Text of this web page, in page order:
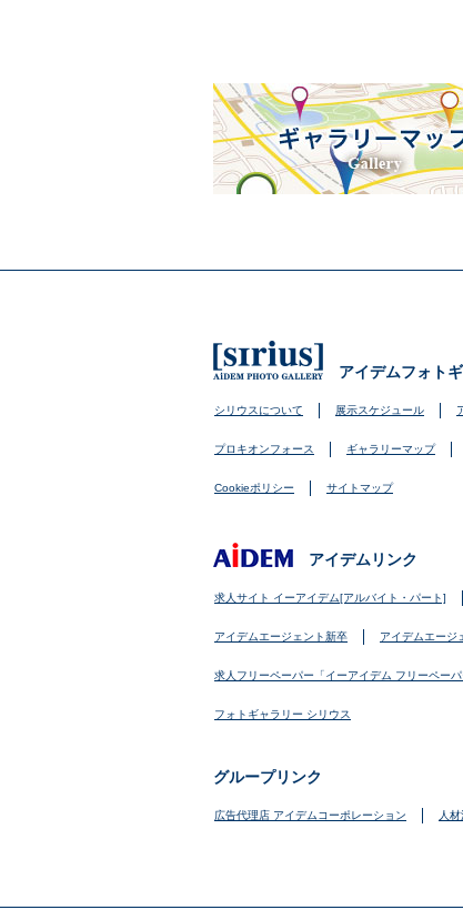
アイデムフォト
シリウスについて 展示スケジュール
プロキオンフォース ギャラリーマップ
Cookieポリシー サイトマップ
アイデムリンク
求人サイト イーアイデム[アルバイト・パート]
アイデムエージェント新卒 アイデムエージ
求人フリーペーパー「イーアイデム フリーペーパ
フォトギャラリー シリウス
グループリンク
広告代理店 アイデムコーポレーション 人